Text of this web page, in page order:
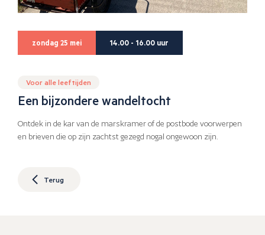
zondag 25 mei 14.00 - 16.00 uur
Voor alle leeftijden
Een bijzondere wandeltocht
Ontdek in de kar van de marskramer of de postbode voorwerpen
en brieven die op zijn zachtst gezegd nogal ongewoon zijn.
Terug